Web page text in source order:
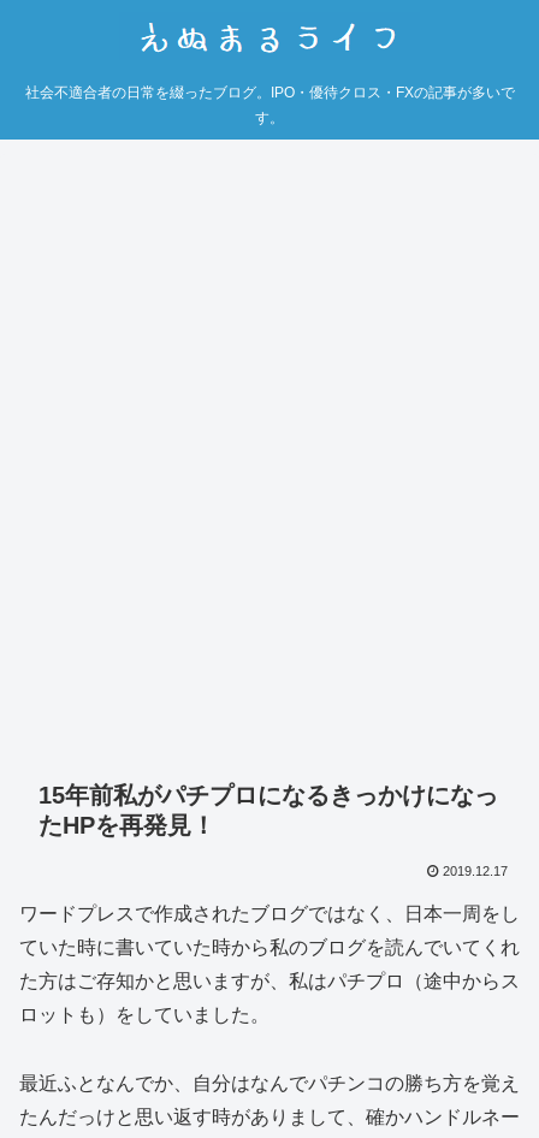
社会不適合者の日常を綴ったブログ。IPO・優待クロス・FXの記事が多いで
す。
15年前私がパチプロになるきっかけになっ
たHPを再発見！
2019.12.17
ワードプレスで作成されたブログではなく、日本一周をし
ていた時に書いていた時から私のブログを読んでいてくれ
た方はご存知かと思いますが、私はパチプロ（途中からス
ロットも）をしていました。
最近ふとなんでか、自分はなんでパチンコの勝ち方を覚え
たんだっけと思い返す時がありまして、確かハンドルネー